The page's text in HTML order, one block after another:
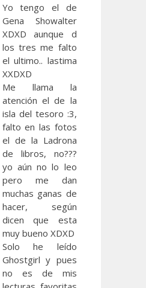
Yo tengo el de
Gena Showalter
XDXD aunque d
los tres me falto
el ultimo.. lastima
XXDXD
Me llama la
atención el de la
isla del tesoro :3,
falto en las fotos
el de la Ladrona
de libros, no???
yo aún no lo leo
pero me dan
muchas ganas de
hacer, según
dicen que esta
muy bueno XDXD
Solo he leído
Ghostgirl y pues
no es de mis